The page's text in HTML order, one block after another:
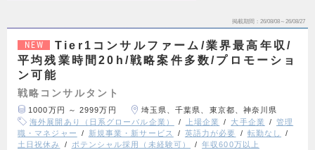
掲載期間 26/08/08～26/08/27
NEW
Tier1コンサルファーム/業界最高年収/
平均残業時間20h/戦略案件多数/プロモーショ
ン可能
戦略コンサルタント
1000万円 ～ 2999万円
埼玉県、千葉県、東京都、神奈川県
海外展開あり（日系グローバル企業）
上場企業 大手企業
管理
職・マネジャー
新規事業・新サービス 英語力が必要
転勤なし
土日祝休み
ポテンシャル採用（未経験可） 年収600万以上